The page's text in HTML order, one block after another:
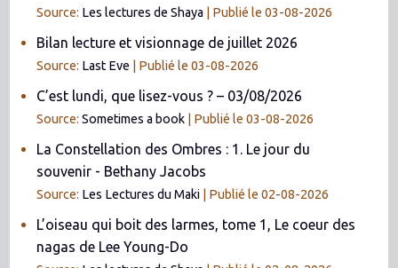
Source: Les lectures de Shaya Publié le 03-08-2026
Bilan lecture et visionnage de juillet 2026
Source: Last Eve Publié le 03-08-2026
C’est lundi, que lisez-vous ? – 03/08/2026
Source:Sometimes a book Publié le 03-08-2026
La Constellation des Ombres : 1. Le jour du
souvenir - Bethany Jacobs
Source: Les Lectures du Maki Publié le 02-08-2026
L’oiseau qui boit des larmes, tome 1, Le coeur des
nagas de Lee Young-Do